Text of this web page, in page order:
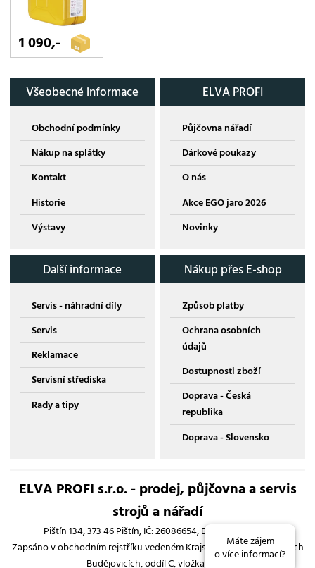
1 090,-
Všeobecné informace
Obchodní podmínky
Nákup na splátky
Kontakt
Historie
Výstavy
ELVA PROFI
Půjčovna nářadí
Dárkové poukazy
O nás
Akce EGO jaro 2026
Novinky
Další informace
Servis - náhradní díly
Servis
Reklamace
Servisní střediska
Rady a tipy
Nákup přes E-shop
Způsob platby
Ochrana osobních
údajů
Dostupnosti zboží
Doprava - Česká
republika
Doprava - Slovensko
ELVA PROFI s.r.o. - prodej, půjčovna a servis
strojů a nářadí
Pištín 134, 373 46 Pištín, IČ: 26086654, DIČ: CZ26086654
Zapsáno v obchodním rejstříku vedeném Krajským soudem v Českých
Budějovicích, oddíl C, vložka 13193
Máte zájem
o více informací?